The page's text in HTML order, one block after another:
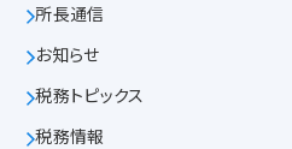
所長通信
お知らせ
税務トピックス
税務情報